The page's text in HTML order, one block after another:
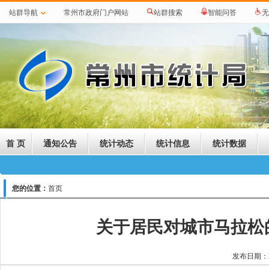
站群导航 常州市政府门户网站 站群搜索 智能问答
首 页 通知公告 统计动态 统计信息 统计数据
您的位置： 首页
关于居民对城市马拉
发布日期